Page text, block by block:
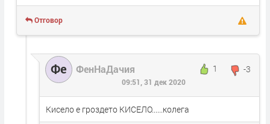
Отговор
Фе ФенНаДачия 1 -3
09:51, 31 дек 2020
Кисело е гроздето КИСЕЛО......колега